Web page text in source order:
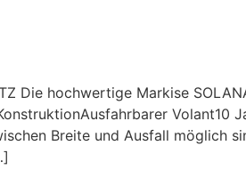
Die hochwertige Markise
Volant10
Breite und Ausfall möglich